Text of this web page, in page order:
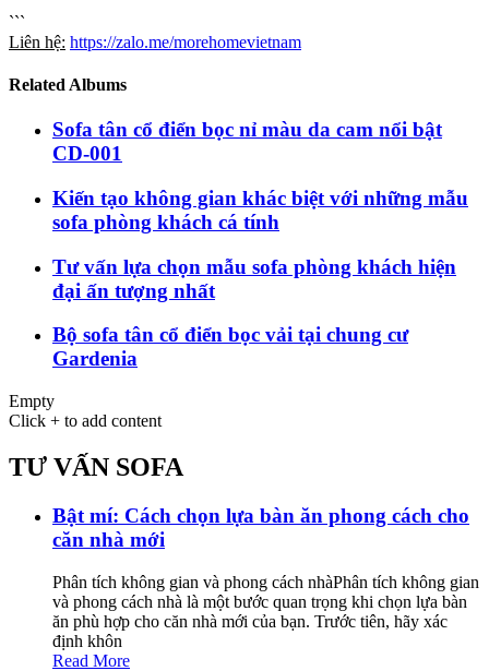
```
Liên hệ: https://zalo.me/morehomevietnam
Related Albums
Sofa tân cổ điển bọc nỉ màu da cam nổi bật
CD-001
Kiến tạo không gian khác biệt với những mẫu
sofa phòng khách cá tính
Tư vấn lựa chọn mẫu sofa phòng khách hiện
đại ấn tượng nhất
Bộ sofa tân cổ điển bọc vải tại chung cư
Gardenia
Empty
Click + to add content
TƯ VẤN SOFA
Bật mí: Cách chọn lựa bàn ăn phong cách cho
căn nhà mới
Phân tích không gian và phong cách nhàPhân tích không gian
và phong cách nhà là một bước quan trọng khi chọn lựa bàn
ăn phù hợp cho căn nhà mới của bạn. Trước tiên, hãy xác
định khôn
Read More